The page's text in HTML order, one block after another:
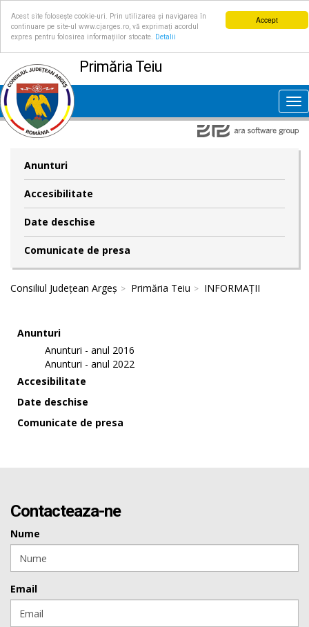
Accept
Acest site folosește cookie-uri. Prin utilizarea și navigarea în
continuare pe site-ul www.cjarges.ro, vă exprimați acordul
expres pentru folosirea informațiilor stocate.
Detalii
Primăria Teiu
Anunturi
Accesibilitate
Date deschise
Comunicate de presa
Consiliul Județean Argeș Primăria Teiu INFORMAȚII
Anunturi
Anunturi - anul 2016
Anunturi - anul 2022
Accesibilitate
Date deschise
Comunicate de presa
Contacteaza-ne
Nume
Email